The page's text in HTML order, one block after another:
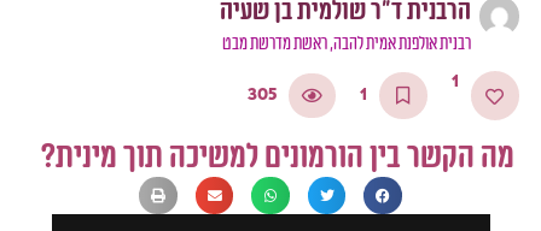
הרבנית ד"ר שולמית בן שעיה
רבנית אולפנת אמית להבה, ראשת מדרשת מבט
1
1
305
מה הקשר בין הורמונים למשיכה תוך מינית?